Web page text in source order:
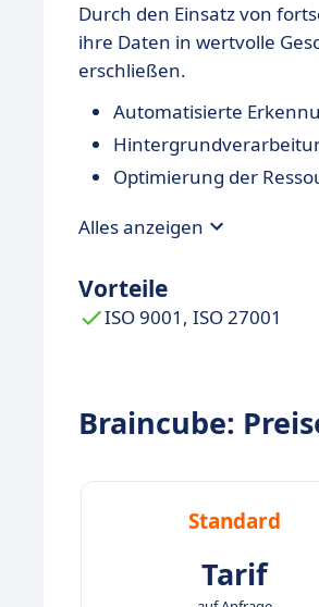
Durch den Einsatz von
ihre Daten in wertvolle
erschließen.
Automatisierte
Optimierung der
Alles anzeigen
Vorteile
ISO 9001, ISO 27001
Braincube:
Standard
Tarif